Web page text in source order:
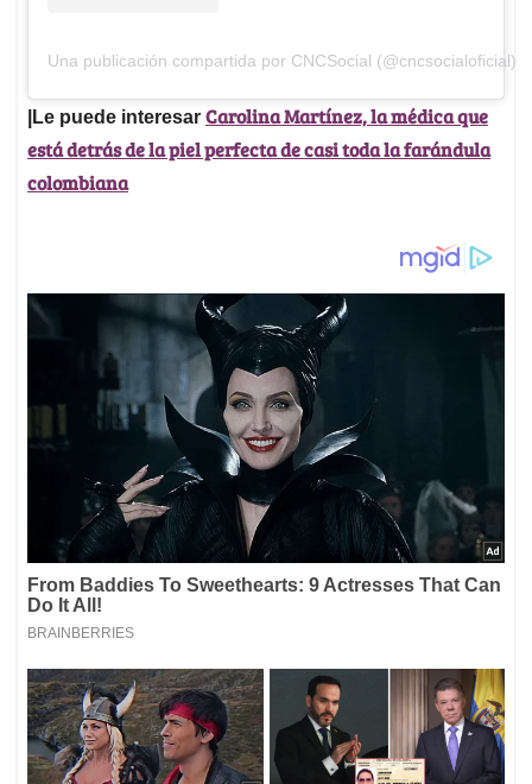
Una publicación compartida por CNCSocial (@cncsocialoficial)
|Le puede interesar Carolina Martínez, la médica que
está detrás de la piel perfecta de casi toda la farándula
colombiana